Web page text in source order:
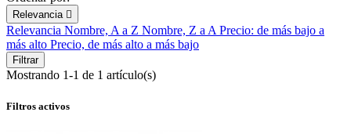
Relevancia 
Relevancia Nombre, A a Z Nombre, Z a APrecio: de más bajo a
más alto Precio, de más alto a más bajo
Filtrar
Mostrando 1-1 de 1 artículo(s)
Filtros activos